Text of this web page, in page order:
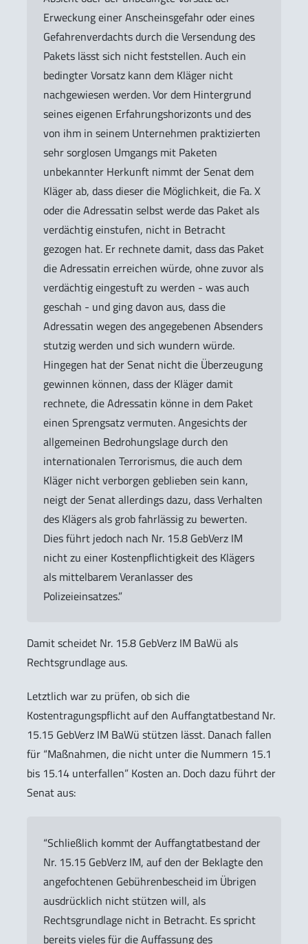
Erweckung einer Anscheinsgefahr oder eines
Gefahrenverdachts durch die Versendung des
Pakets lässt sich nicht feststellen. Auch ein
bedingter Vorsatz kann dem Kläger nicht
nachgewiesen werden. Vor dem Hintergrund
seines eigenen Erfahrungshorizonts und des
von ihm in seinem Unternehmen praktizierten
sehr sorglosen Umgangs mit Paketen
unbekannter Herkunft nimmt der Senat dem
Kläger ab, dass dieser die Möglichkeit, die Fa. X
oder die Adressatin selbst werde das Paket als
verdächtig einstufen, nicht in Betracht
gezogen hat. Er rechnete damit, dass das Paket
die Adressatin erreichen würde, ohne zuvor als
verdächtig eingestuft zu werden - was auch
geschah - und ging davon aus, dass die
Adressatin wegen des angegebenen Absenders
stutzig werden und sich wundern würde.
Hingegen hat der Senat nicht die Überzeugung
gewinnen können, dass der Kläger damit
rechnete, die Adressatin könne in dem Paket
einen Sprengsatz vermuten. Angesichts der
allgemeinen Bedrohungslage durch den
internationalen Terrorismus, die auch dem
Kläger nicht verborgen geblieben sein kann,
neigt der Senat allerdings dazu, dass Verhalten
des Klägers als grob fahrlässig zu bewerten.
Dies führt jedoch nach Nr. 15.8 GebVerz IM
nicht zu einer Kostenpflichtigkeit des Klägers
als mittelbarem Veranlasser des
Polizeieinsatzes.”
Damit scheidet Nr. 15.8 GebVerz IM BaWü als
Rechtsgrundlage aus.
Letztlich war zu prüfen, ob sich die
Kostentragungspflicht auf den Auffangtatbestand Nr.
15.15 GebVerz IM BaWü stützen lässt. Danach fallen
für “Maßnahmen, die nicht unter die Nummern 15.1
bis 15.14 unterfallen” Kosten an. Doch dazu führt der
Senat aus:
“Schließlich kommt der Auffangtatbestand der
Nr. 15.15 GebVerz IM, auf den der Beklagte den
angefochtenen Gebührenbescheid im Übrigen
ausdrücklich nicht stützen will, als
Rechtsgrundlage nicht in Betracht. Es spricht
bereits vieles für die Auffassung des